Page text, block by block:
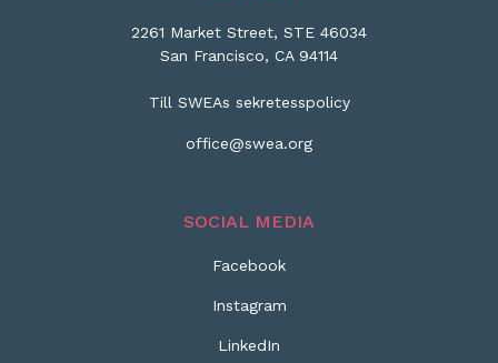
2261 Market Street, STE 46034
San Francisco, CA 94114
Till SWEAs sekretesspolicy
office@swea.org
SOCIAL MEDIA
Facebook
Instagram
LinkedIn